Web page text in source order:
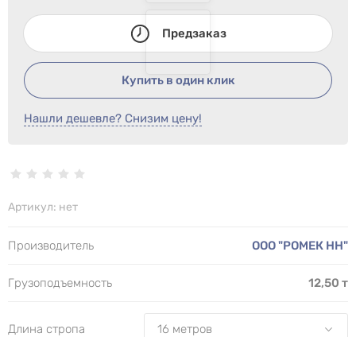
Предзаказ
Купить в один клик
Нашли дешевле? Снизим цену!
Артикул: нет
Производитель ООО "РОМЕК НН"
Грузоподъемность 12,50 т
Длина стропа